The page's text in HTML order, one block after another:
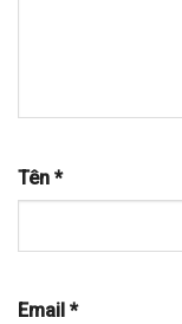
Tên *
Email *